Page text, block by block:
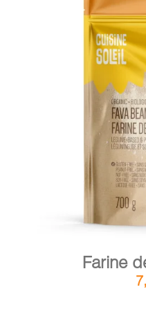
AJOUTER AU
Farine